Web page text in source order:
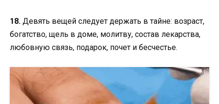
18. Девять вещей следует держать в тайне: возраст,
богатство, щель в доме, молитву, состав лекарства,
любовную связь, подарок, почет и бесчестье.